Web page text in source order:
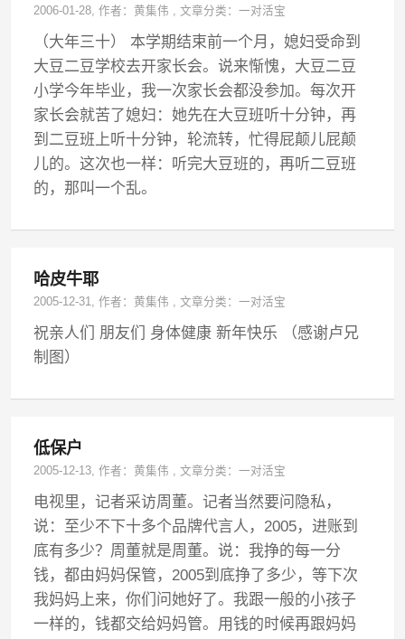
2006-01-28, 作者：黄集伟 ,文章分类：一对活宝
（大年三十） 本学期结束前一个月，媳妇受命到
大豆二豆学校去开家长会。说来惭愧，大豆二豆
小学今年毕业，我一次家长会都没参加。每次开
家长会就苦了媳妇：她先在大豆班听十分钟，再
到二豆班上听十分钟，轮流转，忙得屁颠儿屁颠
儿的。这次也一样：听完大豆班的，再听二豆班
的，那叫一个乱。
哈皮牛耶
2005-12-31, 作者：黄集伟 ,文章分类：一对活宝
祝亲人们 朋友们 身体健康 新年快乐 （感谢卢兄
制图）
低保户
2005-12-13, 作者：黄集伟 ,文章分类：一对活宝
电视里，记者采访周董。记者当然要问隐私，
说：至少不下十多个品牌代言人，2005，进账到
底有多少？周董就是周董。说：我挣的每一分
钱，都由妈妈保管，2005到底挣了多少，等下次
我妈妈上来，你们问她好了。我跟一般的小孩子
一样的，钱都交给妈妈管。用钱的时候再跟妈妈